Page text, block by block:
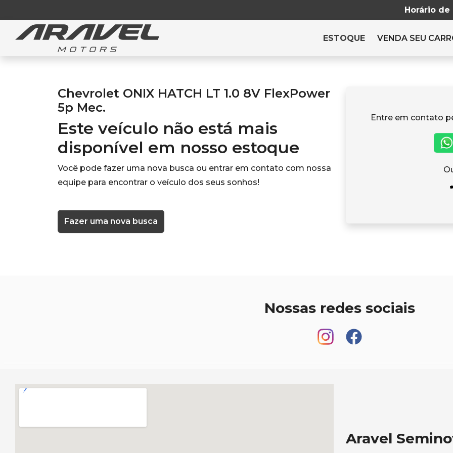
Horário
ESTOQUE VENDA SEU
Chevrolet ONIX HATCH LT 1.0 8V FlexPower
5p Mec.
Este veículo não está mais
disponível em nosso estoque
Você pode fazer uma nova busca ou entrar em contato com nossa
equipe para encontrar o veículo dos seus sonhos!
Fazer uma nova busca
Entre em contato
Nossas redes sociais
Aravel